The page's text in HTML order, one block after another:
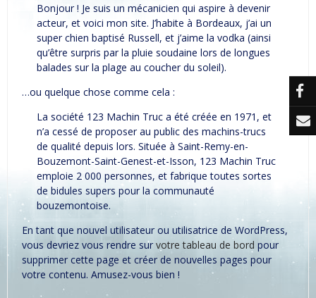
Bonjour ! Je suis un mécanicien qui aspire à devenir
acteur, et voici mon site. J’habite à Bordeaux, j’ai un
super chien baptisé Russell, et j’aime la vodka (ainsi
qu’être surpris par la pluie soudaine lors de longues
balades sur la plage au coucher du soleil).
…ou quelque chose comme cela :
La société 123 Machin Truc a été créée en 1971, et
n’a cessé de proposer au public des machins-trucs
de qualité depuis lors. Située à Saint-Remy-en-
Bouzemont-Saint-Genest-et-Isson, 123 Machin Truc
emploie 2 000 personnes, et fabrique toutes sortes
de bidules supers pour la communauté
bouzemontoise.
En tant que nouvel utilisateur ou utilisatrice de WordPress,
vous devriez vous rendre survotre tableau de bord pour
supprimer cette page et créer de nouvelles pages pour
votre contenu. Amusez-vous bien !